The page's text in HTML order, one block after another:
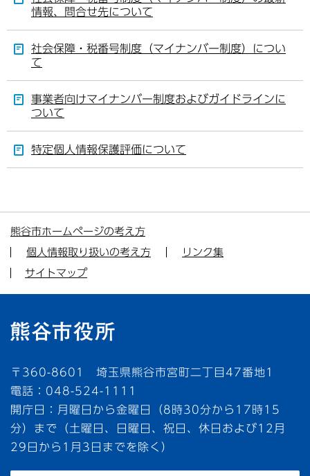
情報、問合せ先について
社会保障・税番号制度（マイナンバー制度）につい
て
事業者向けマイナンバー制度およびガイドラインに
ついて
特定個人情報保護評価について
熊谷市ホームページの考え方
個人情報取り扱いの考え方
リンク集
サイトマップ
〒360-8601 埼玉県熊谷市宮町二丁目47番地1
電話：048-524-1111
開庁日：月曜日から金曜日（8時30分から17時15
分）まで（土曜日、日曜日、祝日、休日および12月
29日から1月3日までを除く）